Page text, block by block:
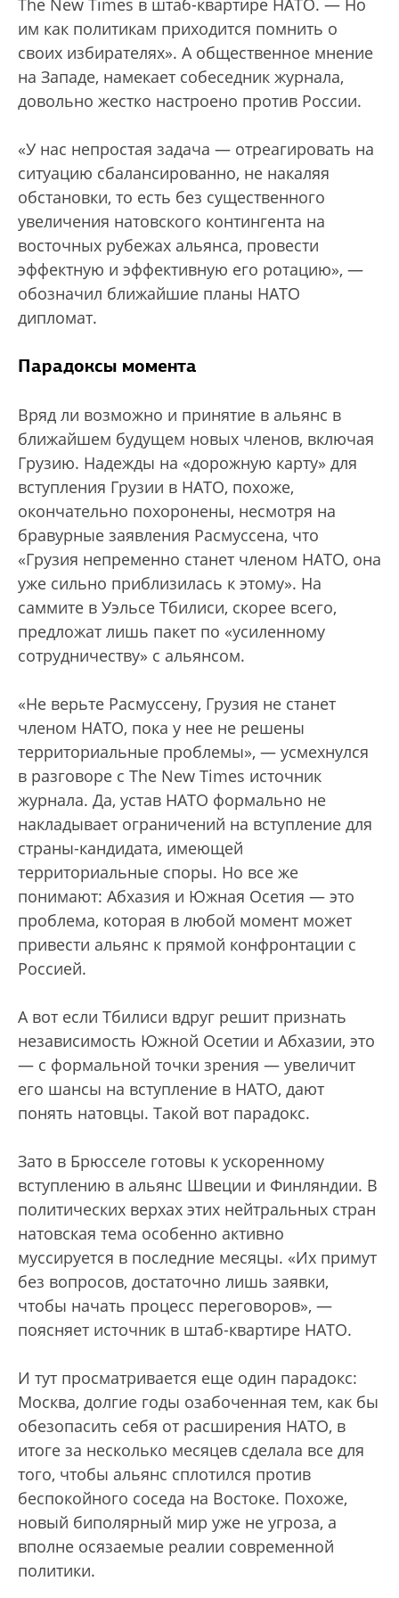
им как политикам приходится помнить о
своих избирателях». А общественное мнение
на Западе, намекает собеседник журнала,
довольно жестко настроено против России.
«У нас непростая задача — отреагировать на
ситуацию сбалансированно, не накаляя
обстановки, то есть без существенного
увеличения натовского контингента на
восточных рубежах альянса, провести
эффектную и эффективную его ротацию», —
обозначил ближайшие планы НАТО
дипломат.
Парадоксы момента
Вряд ли возможно и принятие в альянс в
ближайшем будущем новых членов, включая
Грузию. Надежды на «дорожную карту» для
вступления Грузии в НАТО, похоже,
окончательно похоронены, несмотря на
бравурные заявления Расмуссена, что
«Грузия непременно станет членом НАТО, она
уже сильно приблизилась к этому». На
саммите в Уэльсе Тбилиси, скорее всего,
предложат лишь пакет по «усиленному
сотрудничеству» с альянсом.
«Не верьте Расмуссену, Грузия не станет
членом НАТО, пока у нее не решены
территориальные проблемы», — усмехнулся
в разговоре c The New Times источник
журнала. Да, устав НАТО формально не
накладывает ограничений на вступление для
страны-кандидата, имеющей
территориальные споры. Но все же
понимают: Абхазия и Южная Осетия — это
проблема, которая в любой момент может
привести альянс к прямой конфронтации с
Россией.
А вот если Тбилиси вдруг решит признать
независимость Южной Осетии и Абхазии, это
— с формальной точки зрения — увеличит
его шансы на вступление в НАТО, дают
понять натовцы. Такой вот парадокс.
Зато в Брюсселе готовы к ускоренному
вступлению в альянс Швеции и Финляндии. В
политических верхах этих нейтральных стран
натовская тема особенно активно
муссируется в последние месяцы. «Их примут
без вопросов, достаточно лишь заявки,
чтобы начать процесс переговоров», —
поясняет источник в штаб-квартире НАТО.
И тут просматривается еще один парадокс:
Москва, долгие годы озабоченная тем, как бы
обезопасить себя от расширения НАТО, в
итоге за несколько месяцев сделала все для
того, чтобы альянс сплотился против
беспокойного соседа на Востоке. Похоже,
новый биполярный мир уже не угроза, а
вполне осязаемые реалии современной
политики.